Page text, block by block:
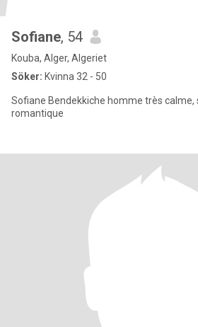
Sofiane, 54
Kouba, Alger, Algeriet
Söker: Kvinna 32 - 50
Sofiane Bendekkiche homme très calme,
romantique